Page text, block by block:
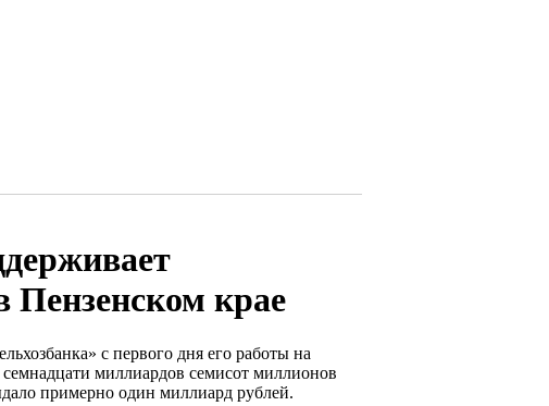
крае
с первого дня его работы на
миллиардов семисот миллионов
примерно один миллиард рублей.